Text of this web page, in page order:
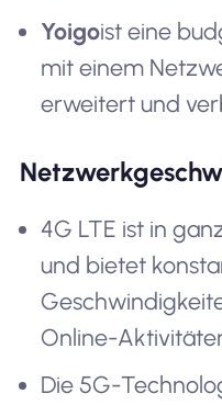
Yoigoist eine
mit einem
erweitert und
4G LTE ist in
und bietet
Online-
Die 5G-